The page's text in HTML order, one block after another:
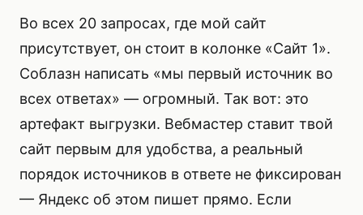
Во всех 20 запросах, где мой сайт
присутствует, он стоит в колонке «Сайт 1».
Соблазн написать «мы первый источник во
всех ответах» — огромный. Так вот: это
артефакт выгрузки. Вебмастер ставит твой
сайт первым для удобства, а реальный
порядок источников в ответе не фиксирован
— Яндекс об этом пишет прямо. Если